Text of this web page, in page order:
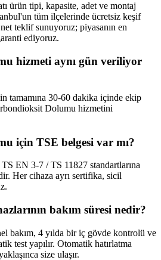
ürün tipi, kapasite, adet ve montaj
tüm ilçelerinde ücretsiz keşif
teklif sunuyoruz; piyasanın en
ediyoruz.
hizmeti aynı gün veriliyor
tamamına 30-60 dakika içinde ekip
Dolumu hizmetini
için TSE belgesi var mı?
EN 3-7 / TS 11827 standartlarına
Her cihaza ayrı sertifika, sicil
bakım süresi nedir?
bakım, 4 yılda bir iç gövde kontrolü ve
test yapılır. Otomatik hatırlatma
size ulaşır.